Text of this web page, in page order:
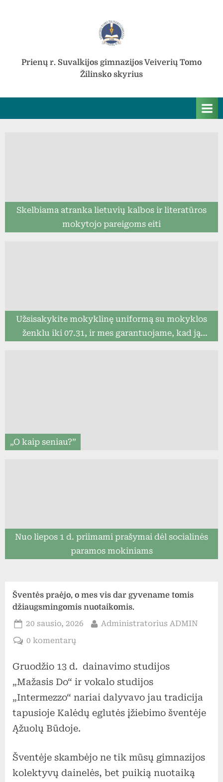
Prienų r. Suvalkijos gimnazijos Veiverių Tomo
Žilinsko skyrius
Skelbiama atranka lietuvių kalbos ir literatūros
mokytojo pareigoms eiti
Užsisakykite mokyklinę uniformą su mokyklos
ženklu iki 07.31, ir mes garantuojame, kad ją
„O kaip seniau?”
Nuo liepos 1 d. priimami prašymai dėl socialinės
paramos mokiniams
Šventės praėjo, o mes vis dar gyvename tomis
džiaugsmingomis nuotaikomis.
Posted
on
20 sausio, 2026 By
Administratorius ADMIN
0 komentarųįraše
praėjo,
o
mes
dar
gyvename
džiaugsmingomis
nuotaikomis.
Gruodžio 13 d. dainavimo studijos
„Mažasis Do“ ir vokalo studijos
„Intermezzo“ nariai dalyvavo jau tradicija
tapusioje Kalėdų eglutės įžiebimo šventėje
Ąžuolų Būdoje.
Šventėje skambėjo ne tik mūsų gimnazijos
kolektyvų dainelės, bet puikią nuotaiką